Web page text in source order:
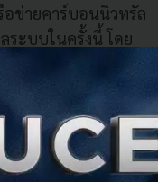
อข่ายคาร์บอนนิวทรัล
ระบบในครั้งนี้ โดย
นได้โดยตรงโดยการ
ไม่ต้องมีหน่วยงาน
ทยที่มีความเข้าใจ
ะง่ายต่อการใช้